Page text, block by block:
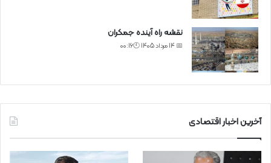
نقشه راه آینده جمکران
📅 14 مرداد 1405 🕙00:16
آخرین اخبار اقتصادی